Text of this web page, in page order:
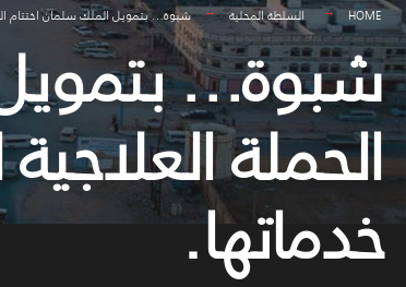
HOME السلطة المحلية شبوة… بتمويل الملك سلمان اختتام المرحلة
شبوة… بتمويل
خدماتها.